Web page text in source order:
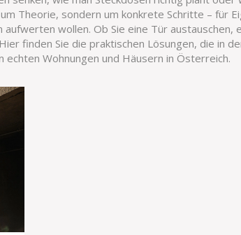
Theorie, sondern um konkrete Schritte – für
wollen. Ob Sie eine Tür austauschen,
finden Sie die praktischen Lösungen, die in
Wohnungen und Häusern in Österreich.